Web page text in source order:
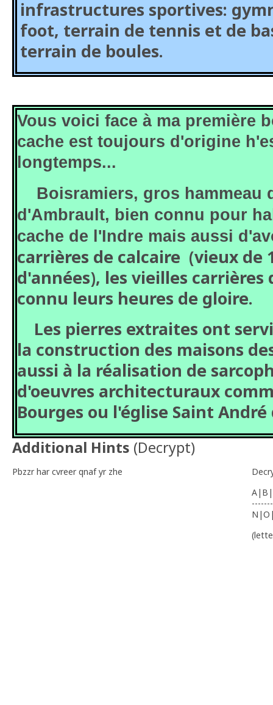
infrastructures sportives:
foot, terrain de tennis et de
terrain de boules.
Vous voici face à ma première
cache est toujours d'origine
longtemps...
Boisramiers, gros hammeau
d'Ambrault, bien connu pour
cache de l'Indre mais aussi
carrières de calcaire (vieux de
d'années), les vieilles carrières
connu leurs heures de gloire.
Les pierres extraites ont
la construction des maisons
aussi à la réalisation de
d'oeuvres architecturaux
Bourges ou l'église Saint
Additional Hints (Decrypt)
Pbzzr har cvreer qnaf yr zhe